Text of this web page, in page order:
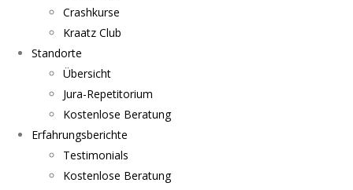
Crashkurse
Kraatz Club
Standorte
Übersicht
Jura-Repetitorium
Kostenlose Beratung
Erfahrungsberichte
Testimonials
Kostenlose Beratung